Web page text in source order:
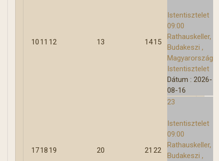
10 11 12 13 1415
Istentisztelet
09:00
Rathauskeller,
Budakeszi ,
Magyarország
Istentisztelet
Dátum : 2026-
08-16
1718 19 20 21 22
23
Istentisztelet
09:00
Rathauskeller,
Budakeszi ,